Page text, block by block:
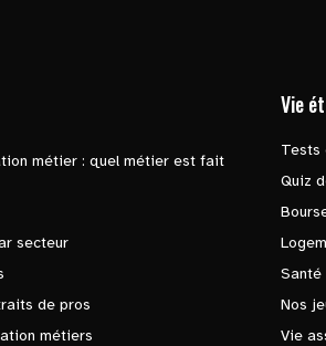
métier : quel métier est fait
secteur
de pros
métiers
Vie
Tests
Quiz
Santé
Nos
Vie